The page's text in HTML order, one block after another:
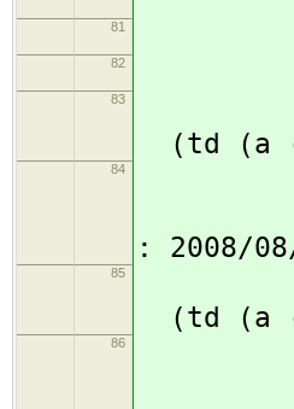
81
82
83
(td (a
84
(img
: 2008/
85
(td (a
86
(img